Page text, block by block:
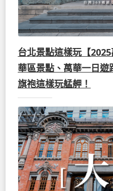
台北景點這樣玩【
華區景點、萬華一日
旗袍這樣玩艋舺！